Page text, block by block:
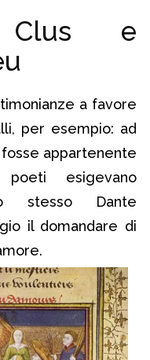
Clus e
a favore
per esempio: ad
appartenente
esigevano
stesso Dante
il domandare di